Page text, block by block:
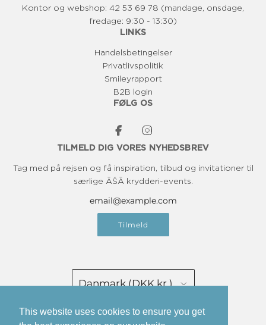
This website uses cookies to ensure you get
Kontor og webshop: 42 53 69 78 (mandage, onsdage,
fredage: 9:30 - 13:30)
LINKS
Handelsbetingelser
Privatlivspolitik
Smileyrapport
B2B login
FØLG OS
TILMELD DIG VORES NYHEDSBREV
Tag med på rejsen og få inspiration, tilbud og invitationer til
særlige ĀŠĀ krydderi-events.
Tilmeld
Danmark (DKK kr.)
Dansk